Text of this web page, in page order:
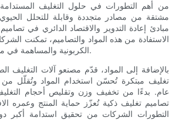
من أهم التطورات في حلول التغليف
مشتقة من مصادر متجددة وقابلة للتحلل
مبادئ إعادة التدوير والاقتصاد الدائري في
الاستفادة من هذه المواد والتصاميم، تمكنت
الكربونية والمساهمة في مستقبل أكثر استدامة.
بالإضافة إلى المواد، قدّم مصنعو آلات التغليف
تغليف مبتكرة تُحسّن استخدام المواد وتُقلّل
عام. بدءًا من تخفيف وزن وتقليص أحجام
تصاميم تغليف ذكية تُعزّز حماية المنتج وعمره
التطورات الشركات من تحقيق استدامة أكبر